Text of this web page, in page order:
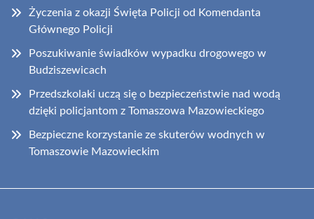
Życzenia z okazji Święta Policji od Komendanta
Głównego Policji
Poszukiwanie świadków wypadku drogowego w
Budziszewicach
Przedszkolaki uczą się o bezpieczeństwie nad wodą
dzięki policjantom z Tomaszowa Mazowieckiego
Bezpieczne korzystanie ze skuterów wodnych w
Tomaszowie Mazowieckim